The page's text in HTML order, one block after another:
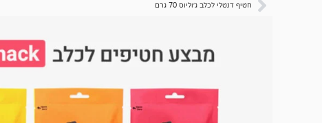
לקוחות
חטיף דנטלי לכלב ג׳וליוס 70 גרם